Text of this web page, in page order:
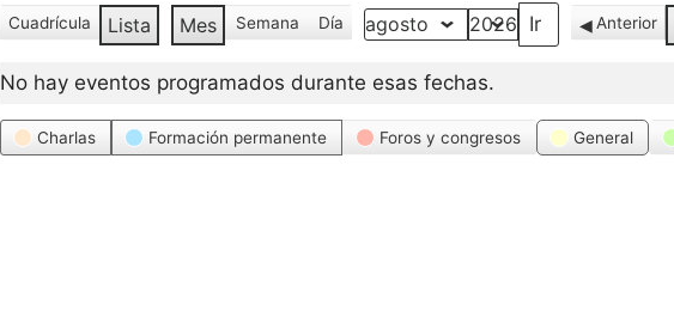
V
r
o
m
Cuadrícula
V
r
c
o
Lista Mes Semana Día
Mes
Año
Anterior
No hay eventos programados durante esas fechas.
Categorías
Charlas Formación permanente Foros y congresos General